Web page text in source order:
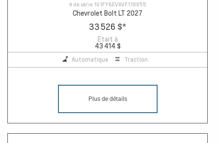
# de série 1G1FY6EVXVF118855
Chevrolet Bolt LT 2027
33 526 $*
Etait à
43 414 $
Automatique Traction
Plus de détails